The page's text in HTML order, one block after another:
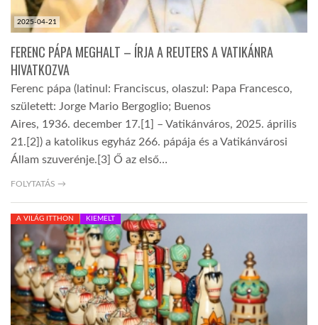
2025-04-21
FERENC PÁPA MEGHALT – ÍRJA A REUTERS A VATIKÁNRA
HIVATKOZVA
Ferenc pápa (latinul: Franciscus, olaszul: Papa Francesco,
született: Jorge Mario Bergoglio; Buenos
Aires, 1936. december 17.[1] – Vatikánváros, 2025. április
21.[2]) a katolikus egyház 266. pápája és a Vatikánvárosi
Állam szuverénje.[3] Ő az első…
FOLYTATÁS →
A VILÁG ITTHON KIEMELT